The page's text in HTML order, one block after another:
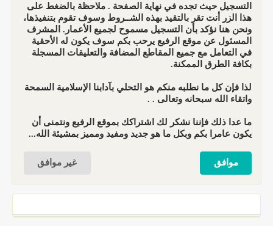
التسجيل حيث تجده في نهاية الصفحة . ملاحظة بالضغط على
هذا الزر أنت تقر بالتقيد بهذه الشــروط وسوف تقوم بتنفيذها،
ونحن هنا نؤكد بأن التسجيل مسموح لجميع الأعمار. المشرف
المسئول عن موقع الرفيع يرحب بكم سوف يكون له الأحقية
في التعامل مع جميع المقاطع المضافة والتعليقات المسجلة
بكافة الطرق الممكنة.
لذا فإن كل ما نطلبه منكم هو التحلي بآدابنا الإسلامية السمحة
واتقاء الله سبحانه وتعالى . .
ما عدا ذلك فإننا نشكر لك اشتراكك بموقع الرفيع ونتمنى أن
يكون عامرا بكم وبكل ما هو جديد ومفيد ومميز بمشيئة الله...